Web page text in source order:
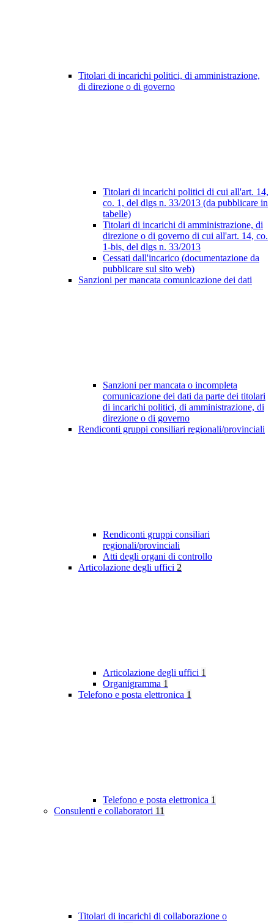
Titolari di incarichi politici, di amministrazione,
di direzione o di governo
Titolari di incarichi politici di cui all'art. 14,
co. 1, del dlgs n. 33/2013 (da pubblicare in
tabelle)
Titolari di incarichi di amministrazione, di
direzione o di governo di cui all'art. 14, co.
1-bis, del dlgs n. 33/2013
Cessati dall'incarico (documentazione da
pubblicare sul sito web)
Sanzioni per mancata comunicazione dei dati
Sanzioni per mancata o incompleta
comunicazione dei dati da parte dei titolari
di incarichi politici, di amministrazione, di
direzione o di governo
Rendiconti gruppi consiliari regionali/provinciali
Rendiconti gruppi consiliari
regionali/provinciali
Atti degli organi di controllo
Articolazione degli uffici 2
Articolazione degli uffici 1
Organigramma 1
Telefono e posta elettronica 1
Telefono e posta elettronica 1
Consulenti e collaboratori 11
Titolari di incarichi di collaborazione o